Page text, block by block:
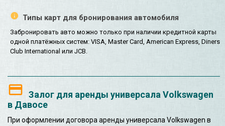
Типы карт для бронирования автомобиля
Забронировать авто можно только при наличии кредитной карты
одной платёжных систем: VISA, Master Card, American Express, Diners
Club International или JCB.
Залог для аренды универсала Volkswagen
в Давосе
При оформлении договора аренды универсала Volkswagen в